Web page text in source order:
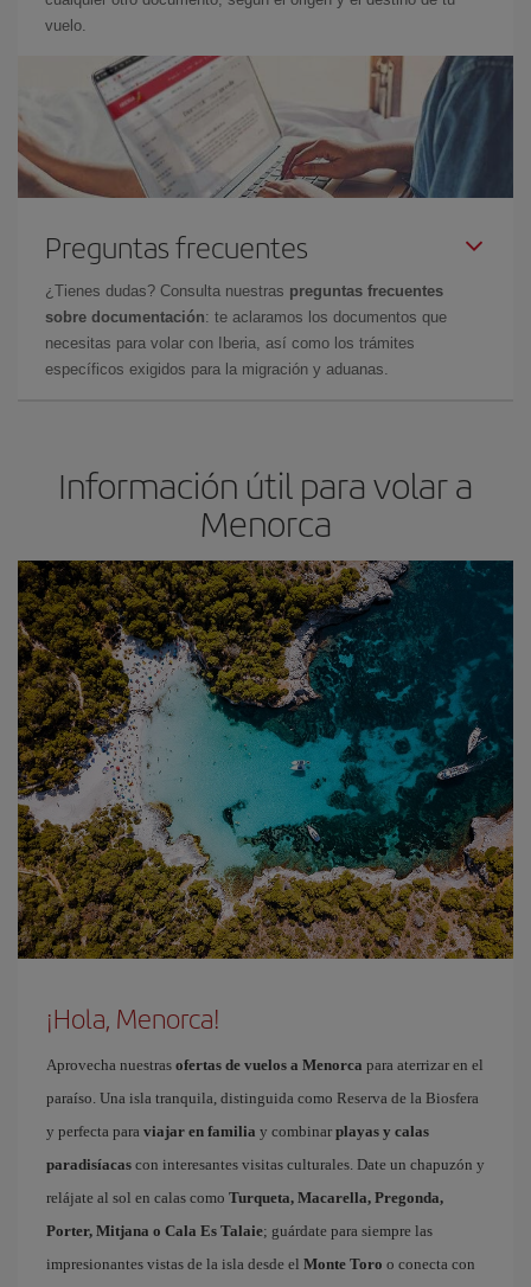
vuelo.
Preguntas frecuentes
¿Tienes dudas? Consulta nuestras preguntas frecuentes
sobre documentación: te aclaramos los documentos que
necesitas para volar con Iberia, así como los trámites
específicos exigidos para la migración y aduanas.
Información útil para volar a
Menorca
¡Hola, Menorca!
Aprovecha nuestras ofertas de vuelos a Menorca para aterrizar en el
paraíso. Una isla tranquila, distinguida como Reserva de la Biosfera
y perfecta para viajar en familia y combinar playas y calas
paradisíacas con interesantes visitas culturales. Date un chapuzón y
relájate al sol en calas como Turqueta, Macarella, Pregonda,
Porter, Mitjana o Cala Es Talaie; guárdate para siempre las
impresionantes vistas de la isla desde el Monte Toro o conecta con